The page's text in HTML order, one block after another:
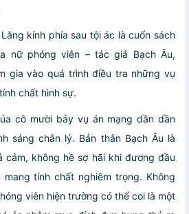
kính phía sau tội ác là cuốn sách
nữ phóng viên – tác giả Bạch Âu,
gia vào quá trình điều tra những vụ
chất hình sự.
cô mười bảy vụ án mạng dần dần
sáng chân lý. Bản thân Bạch Âu là
cảm, không hề sợ hãi khi đương đầu
tính chất nghiêm trọng. Không
viên hiện trường có thể coi là một